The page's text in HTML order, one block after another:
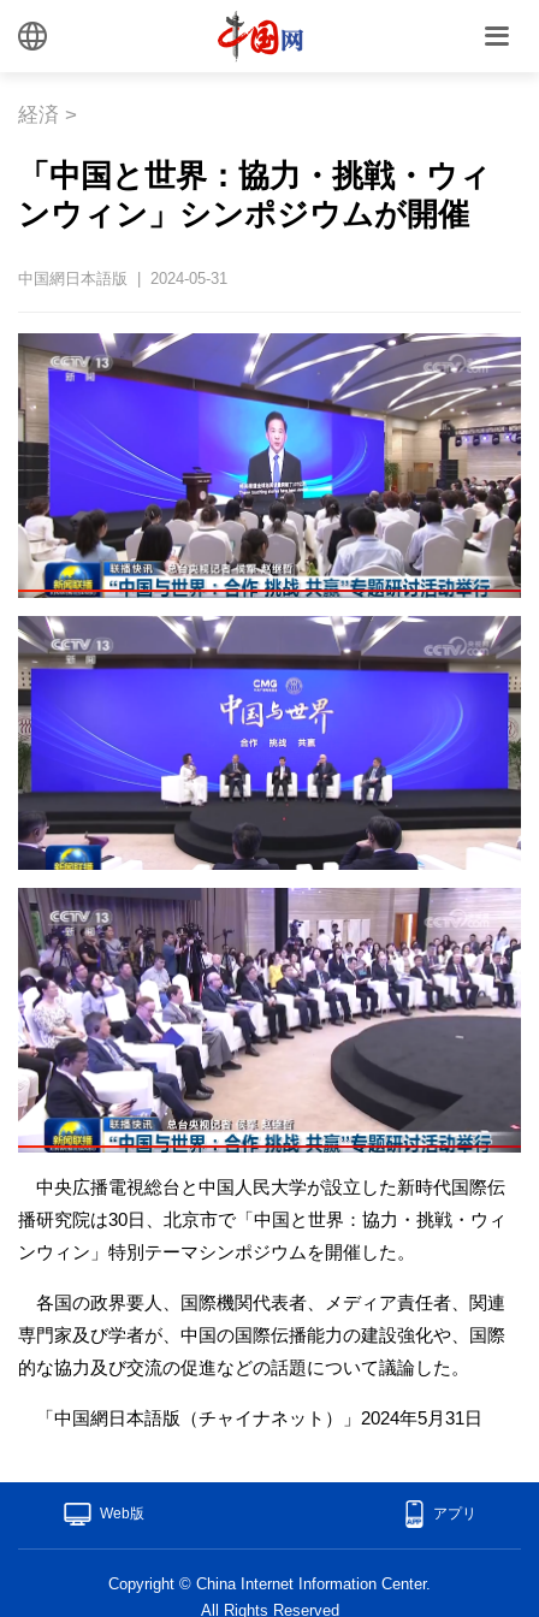
経済 >
「中国と世界：協力・挑戦・ウィ
ンウィン」シンポジウムが開催
中国網日本語版 | 2024-05-31
中央広播電視総台と中国人民大学が設立した新時代国際伝
播研究院は30日、北京市で「中国と世界：協力・挑戦・ウィ
ンウィン」特別テーマシンポジウムを開催した。
各国の政界要人、国際機関代表者、メディア責任者、関連
専門家及び学者が、中国の国際伝播能力の建設強化や、国際
的な協力及び交流の促進などの話題について議論した。
「中国網日本語版（チャイナネット）」2024年5月31日
Web版 アプリ
Copyright © China Internet Information Center.
All Rights Reserved